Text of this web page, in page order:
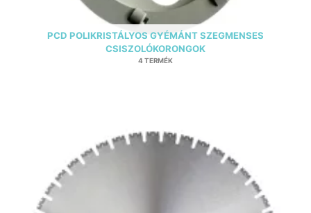
PCD POLIKRISTÁLYOS GYÉMÁNT SZEGMENSES
CSISZOLÓKORONGOK
4 TERMÉK